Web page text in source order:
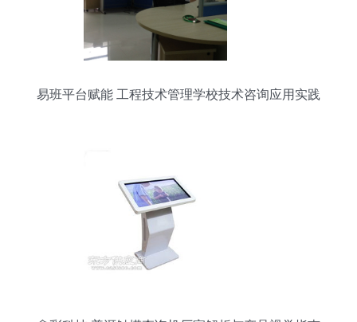
易班平台赋能 工程技术管理学校技术咨询应用实践